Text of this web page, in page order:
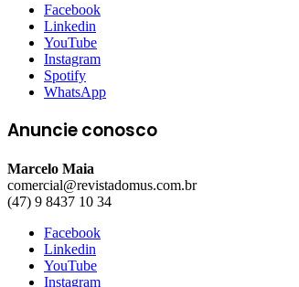
Facebook
Linkedin
YouTube
Instagram
Spotify
WhatsApp
Anuncie conosco
Marcelo Maia
comercial@revistadomus.com.br
(47) 9 8437 10 34
Facebook
Linkedin
YouTube
Instagram